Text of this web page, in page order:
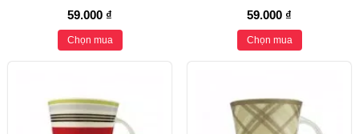
59.000 ₫
Chọn mua
59.000 ₫
Chọn mua